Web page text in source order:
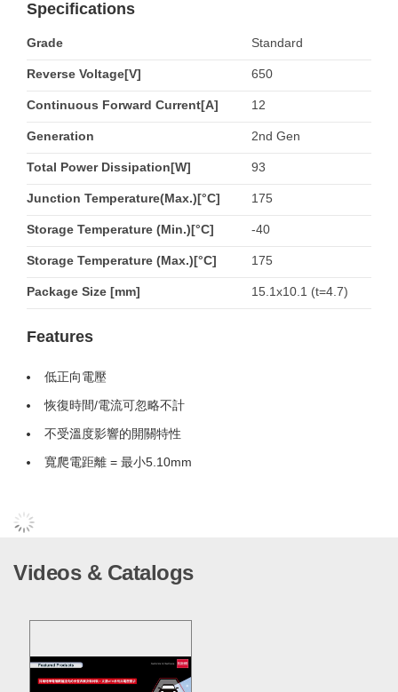
Specifications
Grade Standard
Reverse Voltage[V] 650
Continuous Forward Current[A] 12
Generation 2nd Gen
Total Power Dissipation[W] 93
Junction Temperature(Max.)[°C] 175
Storage Temperature (Min.)[°C] -40
Storage Temperature (Max.)[°C] 175
Package Size [mm] 15.1x10.1 (t=4.7)
Features
低正向電壓
恢復時間/電流可忽略不計
不受溫度影響的開關特性
寬爬電距離 = 最小5.10mm
Videos & Catalogs